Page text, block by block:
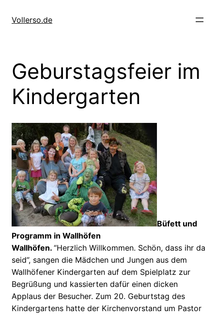
InhaltVollerso.de
Geburstagsfeier im
Kindergarten
Büfett und
Programm in Wallhöfen
Wallhöfen. “Herzlich Willkommen. Schön, dass ihr da
seid”, sangen die Mädchen und Jungen aus dem
Wallhöfener Kindergarten auf dem Spielplatz zur
Begrüßung und kassierten dafür einen dicken
Applaus der Besucher. Zum 20. Geburtstag des
Kindergartens hatte der Kirchenvorstand um Pastor